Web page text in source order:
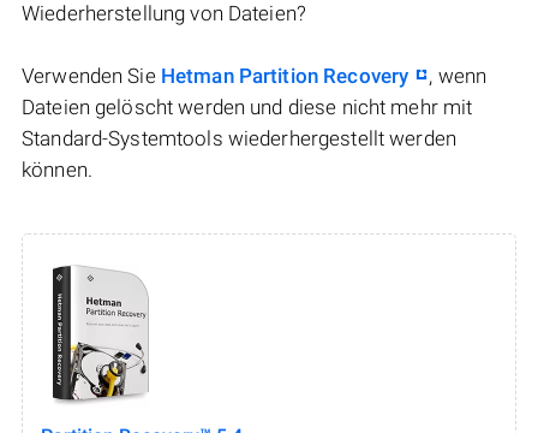
Wiederherstellung von Dateien?
Verwenden Sie Hetman Partition Recovery
, wenn
Dateien gelöscht werden und diese nicht mehr mit
Standard-Systemtools wiederhergestellt werden
können.